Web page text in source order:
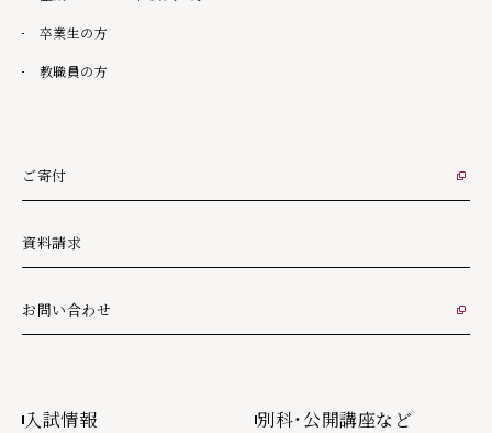
卒業生の方
教職員の方
ご寄付
外部リンク
資料請求
お問い合わせ
外部リンク
入試情報 別科・公開講座など